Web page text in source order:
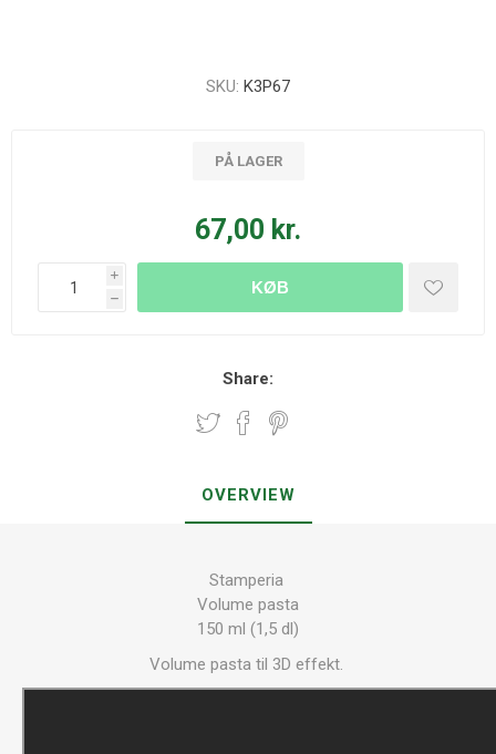
SKU: K3P67
PÅ LAGER
67,00 kr.
i
h
KØB
Share:
OVERVIEW
Stamperia
Volume pasta
150 ml (1,5 dl)
Volume pasta til 3D effekt.